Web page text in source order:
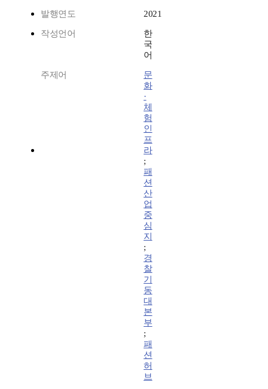
발행연도 2021
작성언어
한
국
어
주제어
문
화
·
체
험
인
프
라
;
패
션
산
업
중
심
지
;
경
찰
기
동
대
본
부
;
패
션
허
브